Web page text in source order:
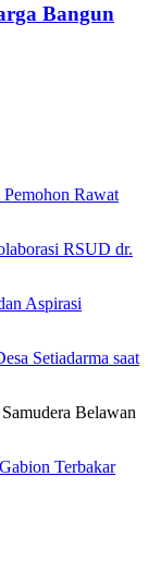
Bangun
Rawat
RSUD dr.
Aspirasi
Setiadarma saat
Terbakar